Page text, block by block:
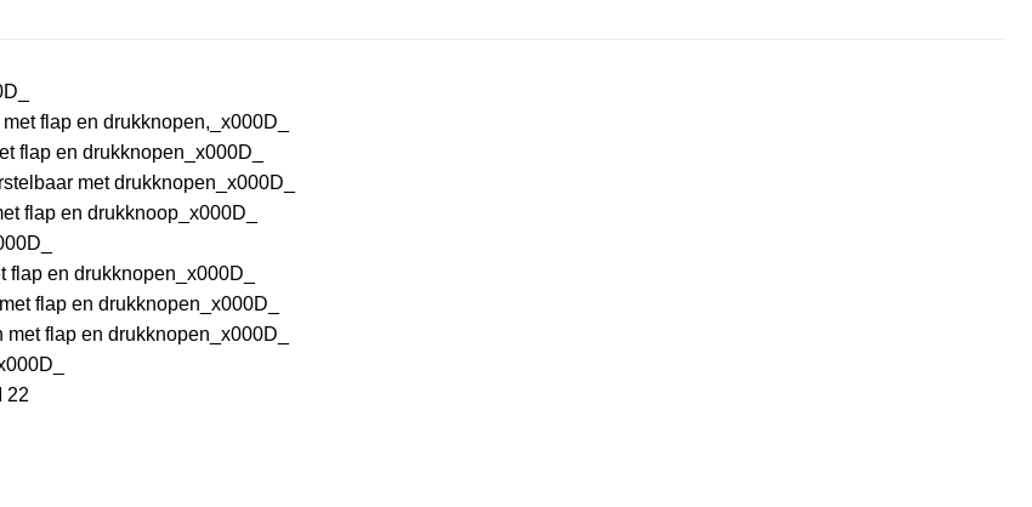
flap en drukknopen,_x000D_
flap en drukknopen_x000D_
met drukknopen_x000D_
flap en drukknoop_x000D_
flap en drukknopen_x000D_
flap en drukknopen_x000D_
met flap en drukknopen_x000D_
22